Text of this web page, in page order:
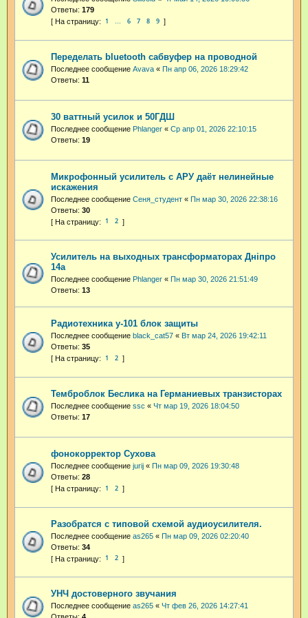
Ответы: 179
1 … 6 7 8 9
Переделать bluetooth сабвуфер на проводной
Последнее сообщение Avava « Пн апр 06, 2026 18:29:42
Ответы: 11
30 ваттный усилок и 50ГДШ
Последнее сообщение Phlanger « Ср апр 01, 2026 22:10:15
Ответы: 19
Микрофонный усилитель с АРУ даёт нелинейные
искажения
Последнее сообщение Сеня_студент « Пн мар 30, 2026 22:38:16
Ответы: 30
1 2
Усилитель на выходных трансформаторах Днiпро
14а
Последнее сообщение Phlanger « Пн мар 30, 2026 21:51:49
Ответы: 13
Радиотехника у-101 блок защиты
Последнее сообщение black_cat57 « Вт мар 24, 2026 19:42:11
Ответы: 35
1 2
Темброблок Беслика на Германиевых транзисторах
Последнее сообщение ssc « Чт мар 19, 2026 18:04:50
Ответы: 17
фонокорректор Сухова
Последнее сообщение jurij « Пн мар 09, 2026 19:30:48
Ответы: 28
1 2
Разобратся с типовой схемой аудиоусилителя.
Последнее сообщение as265 « Пн мар 09, 2026 02:20:40
Ответы: 34
1 2
УНЧ достоверного звучания
Последнее сообщение as265 « Чт фев 26, 2026 14:27:41